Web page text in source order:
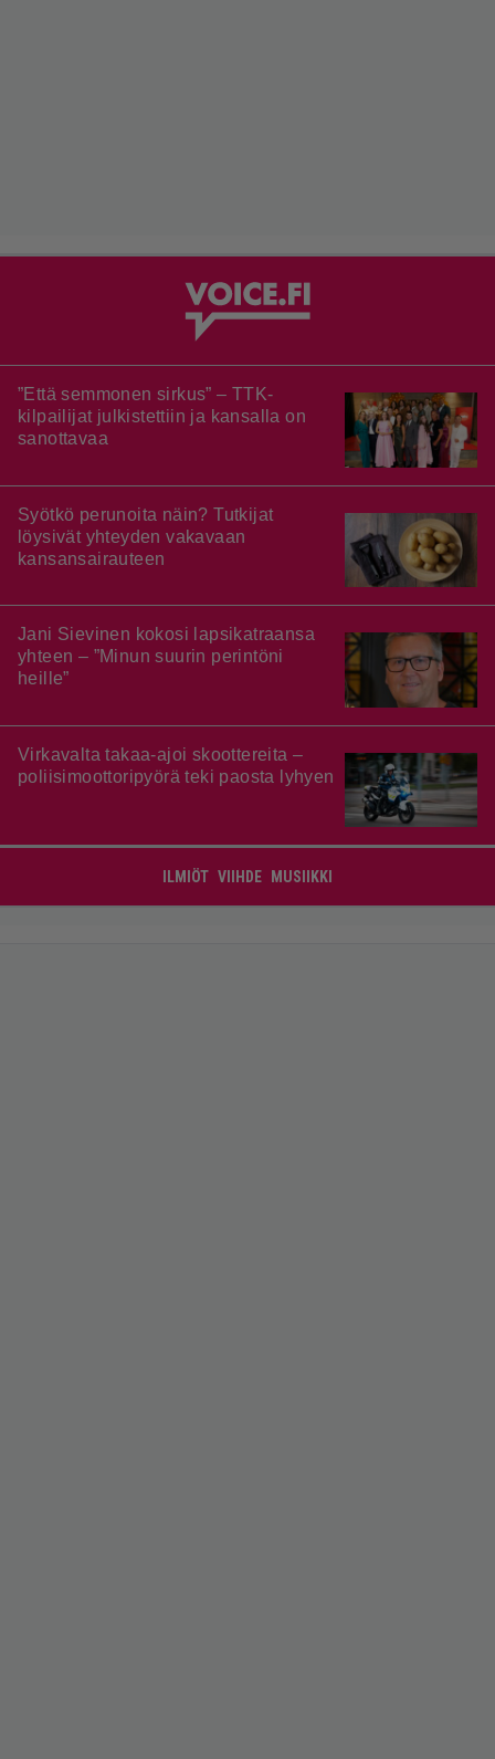
”Että semmonen sirkus” – TTK-
kilpailijat julkistettiin ja kansalla on
sanottavaa
Syötkö perunoita näin? Tutkijat
löysivät yhteyden vakavaan
kansansairauteen
Jani Sievinen kokosi lapsikatraansa
yhteen – ”Minun suurin perintöni
heille”
Virkavalta takaa-ajoi skoottereita –
poliisimoottoripyörä teki paosta lyhyen
ILMIÖT VIIHDE MUSIIKKI